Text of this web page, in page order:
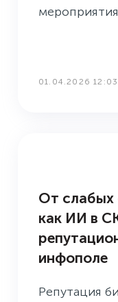
01.04.2026 12:03
От слабых
как ИИ в
инфополе
Репутация